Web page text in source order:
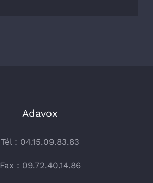
Adavox
Tél : 04.15.09.83.83
Fax : 09.72.40.14.86